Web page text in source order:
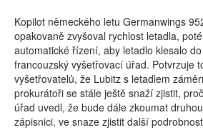
Kopilot německého letu Germanwings
opakovaně zvyšoval rychlost letadla,
automatické řízení, aby letadlo klesalo
francouzský vyšetřovací úřad. Potvrzuje
vyšetřovatelů, že Lubitz s letadlem
prokurátoři se stále ještě snaží zjistit,
úřad uvedl, že bude dále zkoumat
zápisnici, ve snaze zjistit další